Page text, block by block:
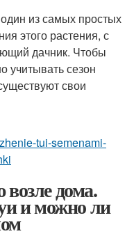
из самых простых
этого растения, с
дачник. Чтобы
учитывать сезон
свои
tui-semenami-
дома.
и можно ли